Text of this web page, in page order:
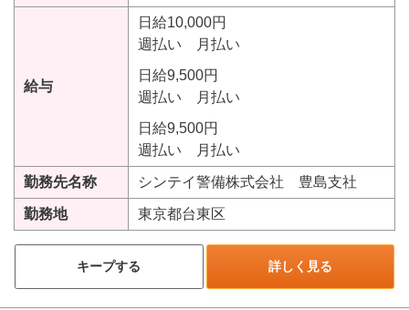
給与
日給10,000円
週払い 月払い
日給9,500円
週払い 月払い
日給9,500円
週払い 月払い
勤務先名称 シンテイ警備株式会社 豊島支社
勤務地 東京都台東区
キープする 詳しく見る